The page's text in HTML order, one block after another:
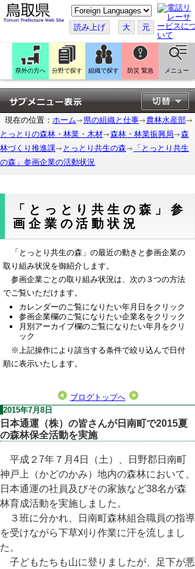
こ
の
ペ
ー
ジ
翻
訳
す
る
読み上げ 大 元
県外の方へ 分野で探す 組織で探す 防災 緊急 メニュー
現在の位置： ホーム 県の組織と仕事
農林水産部
とっとりの森林・林業・木材
森林・林業振興局
森
林づくり推進課
とっとり共生の森
「とっとり共生
の森」参画企業の活動状況
「とっとり共生の森」参
画企業の活動状況
「とっとり共生の森」の最近の動きと参画企業の
取り組み状況を御紹介します。
参画企業ごとの取り組み状況は、次の３つの方法
でご覧いただけます。
カレンダーのご覧になりたい年月日をクリック
参画企業欄のご覧になりたい企業名をクリック
月別アーカイブ欄のご覧になりたい年月をクリ
ック
※上記操作により該当する条件で絞り込んで日付
順に表示いたします。
ブログトップへ
2015年7月8日
日本通運（株）の皆さんが日南町で2015夏
の森林保全活動を実施
平成２7年７月4日（土）、日野郡日南町
神戸上（かどのかみ）地内の森林において、
日本通運の社員及びその家族など38名が森
林育成活動を実施しました。
３班に分かれ、日南町森林組合職員の指導
を受けながら下草刈り作業に汗を流しまし
た。
子どもたちも山に登りましたが、足下が悪